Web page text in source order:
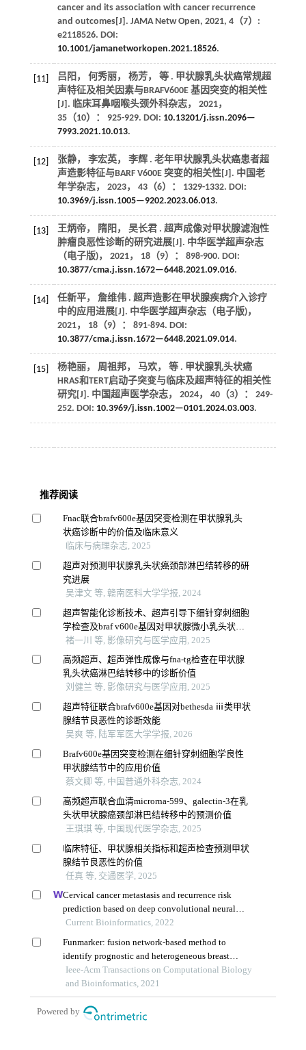
cancer and its association with cancer recurrence
and outcomes[J]. JAMA Netw Open, 2021, 4（7）:
e2118526. DOI:
10.1001/jamanetworkopen.2021.18526.
[11] 吕阳， 何秀丽， 杨芳， 等. 甲状腺乳头状癌常规超
声特征及相关因素与BRAFV600E 基因突变的相关性
[J]. 临床耳鼻咽喉头颈外科杂志， 2021，
35（10）： 925-929. DOI: 10.13201/j.issn.2096—
7993.2021.10.013.
[12]
张静， 李宏英， 李辉 . 老年甲状腺乳头状癌患者超
声造影特征与BARF V600E 突变的相关性[J]. 中国老
年学杂志， 2023， 43（6）： 1329-1332. DOI:
10.3969/j.issn.1005—9202.2023.06.013.
[13]
王炳帝， 隋阳， 吴长君 . 超声成像对甲状腺滤泡性
肿瘤良恶性诊断的研究进展[J]. 中华医学超声杂志
（电子版)， 2021， 18（9）： 898-900. DOI:
10.3877/cma.j.issn.1672—6448.2021.09.016.
[14]
任新平， 詹维伟 . 超声造影在甲状腺疾病介入诊疗
中的应用进展[J]. 中华医学超声杂志（电子版)，
2021， 18（9）： 891-894. DOI:
10.3877/cma.j.issn.1672—6448.2021.09.014.
[15] 杨艳丽， 周祖邦， 马欢， 等. 甲状腺乳头状癌
HRAS和TERT启动子突变与临床及超声特征的相关性
研究[J]. 中国超声医学杂志， 2024， 40（3）： 249-
252. DOI: 10.3969/j.issn.1002—0101.2024.03.003.